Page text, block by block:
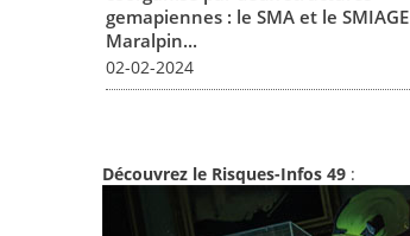
gemapiennes : le SMA et le SMIAGE
Maralpin...
02-02-2024
Découvrez le Risques-Infos 49 :